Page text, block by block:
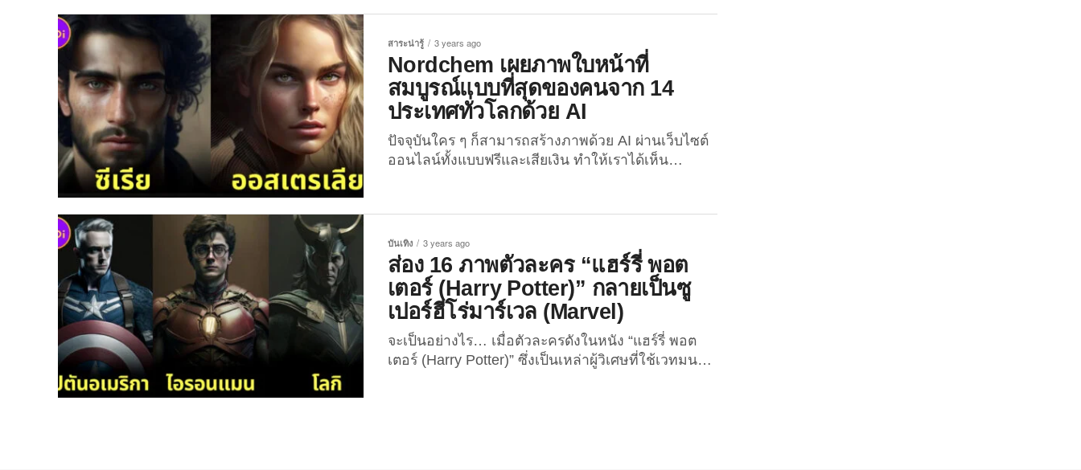
ได้นักแสดงหญิงมากฝีมืออย่าง “มิเชล โหย่ว (Michelle
Yeoh)” มารับบทเป็น “เอเวอลีน หวัง (Evelyn Wang)”
ตัวเอกของเรื่องที่มีตัวตนอยู่ในพหุจักรวาล ทั้งที่เป็นคน
ดีและคนเลว แถมยังมีพลังพิเศษอีกต่างหาก มา
ถ่ายทอดเรื่องราวในหนังได้แบบถึงพริกถึงขิงผ่านตัว
ละครนับสิบในเรื่อง!...
สาระน่ารู้ 3 years ago
Nordchem เผยภาพใบหน้าที่
สมบูรณ์แบบที่สุดของคนจาก 14
ประเทศทั่วโลกด้วย AI
ปัจจุบันใคร ๆ ก็สามารถสร้างภาพด้วย AI ผ่านเว็บไซต์
ออนไลน์ทั้งแบบฟรีและเสียเงิน ทำให้เราได้เห็น
ภาพจำลองใบหน้าของมัมมี่, ภาพวาด หรือรูปปั้น หาก
เป็นคนจริง ๆ จะหน้าตาเป็นอย่างไรกันบ้าง? ล่าสุด
เว็บไซต์ “Nordchem” บริษัทวิจัยเกี่ยวกับสุขภาพและ
ความงาม ได้ลองใช้ปัญญาประดิษฐ์สร้างภาพจาก
ข้อความบน Midjourney โดยจำลองใบหน้าที่สมบูรณ์
แบบที่สุดของคนจาก 14 ประเทศทั่วโลก แต่ละคนจะ
สวยหล่อเพอร์เฟ็กต์อย่างที่เพื่อน ๆ คิดไว้กันรึเปล่า?...
บันเทิง 3 years ago
ส่อง 16 ภาพตัวละคร “แฮร์รี่ พอต
เตอร์ (Harry Potter)” กลายเป็นซู
เปอร์ฮีโร่มาร์เวล (Marvel)
จะเป็นอย่างไร… เมื่อตัวละครดังในหนัง “แฮร์รี่ พอต
เตอร์ (Harry Potter)” ซึ่งเป็นเหล่าผู้วิเศษที่ใช้เวทมนตร์